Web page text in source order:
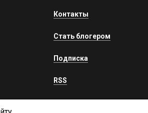
Контакты
Стать блогером
Подписка
RSS